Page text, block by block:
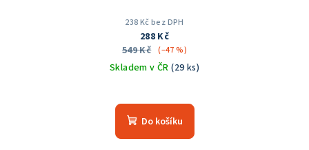
238 Kč bez DPH
288 Kč
549 Kč (–47 %)
Skladem v ČR(29 ks)
Do košíku